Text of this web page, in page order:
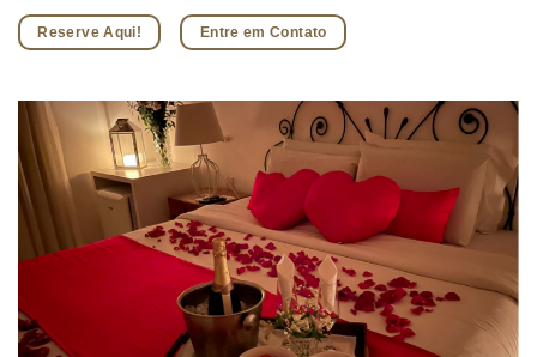
Reserve Aqui! Entre em Contato